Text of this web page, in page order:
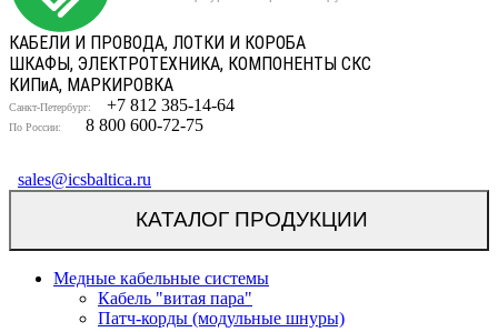
КАБЕЛИ И ПРОВОДА, ЛОТКИ И КОРОБА
ШКАФЫ, ЭЛЕКТРОТЕХНИКА, КОМПОНЕНТЫ СКС
КИПиА, МАРКИРОВКА
Санкт-Петербург: +7 812 385-14-64
По России: 8 800 600-72-75
sales@icsbaltica.ru
КАТАЛОГ ПРОДУКЦИИ
Медные кабельные системы
Кабель "витая пара"
Патч-корды (модульные шнуры)